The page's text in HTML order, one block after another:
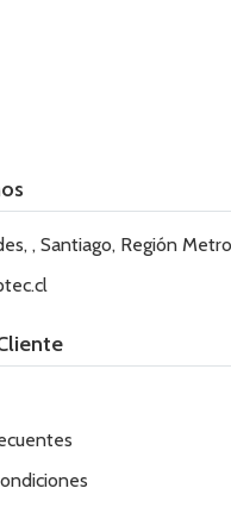
, Santiago, Región